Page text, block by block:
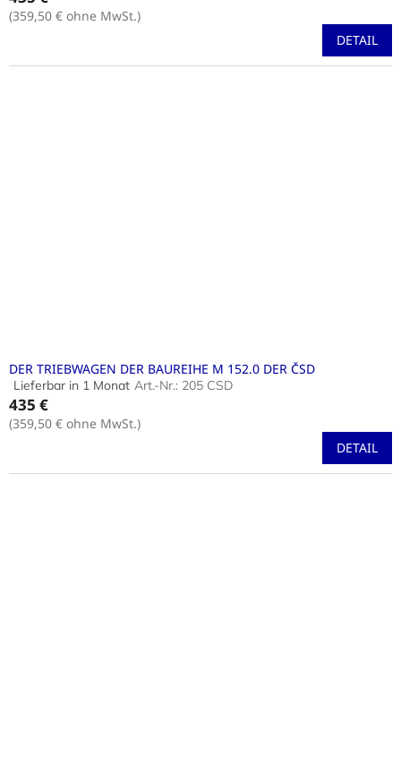
Produktbewertung
von
(359,50 € ohne MwSt.)
DETAIL
DER TRIEBWAGEN DER BAUREIHE M 152.0 DER ČSD
Die
durchschnittliche
Produktbewertung
von
Lieferbar in 1 Monat Art.-Nr.: 205 CSD
435 €
(359,50 € ohne MwSt.)
DETAIL